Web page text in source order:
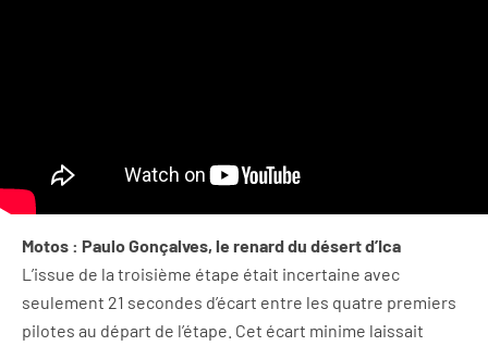
Motos : Paulo Gonçalves, le renard du désert d’Ica
L’issue de la troisième étape était incertaine avec
seulement 21 secondes d’écart entre les quatre premiers
pilotes au départ de l’étape. Cet écart minime laissait